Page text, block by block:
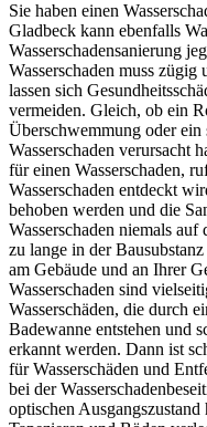
Sie haben einen
Gladbeck kann ebenfalls
Wasserschadensanierung
Wasserschaden muss
lassen sich
vermeiden. Gleich, ob ein
Überschwemmung oder ein
Wasserschaden verursacht
für einen Wasserschaden,
Wasserschaden entdeckt
behoben werden und die
Wasserschaden niemals
zu lange in der
am Gebäude und an Ihrer
Wasserschaden sind
Wasserschäden, die durch
Badewanne entstehen und
erkannt werden. Dann ist
für Wasserschäden und
bei der
optischen